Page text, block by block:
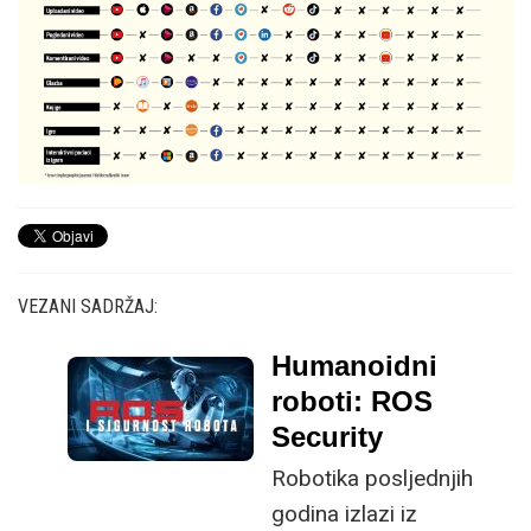
VEZANI SADRŽAJ:
Humanoidni
roboti: ROS
Security
Robotika posljednjih
godina izlazi iz